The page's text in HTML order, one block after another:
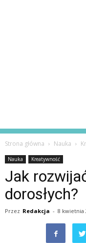
Strona główna Nauka
Nauka Kreatywność
Jak
dorosłych?
Przez Redakcja - 8 kwietnia